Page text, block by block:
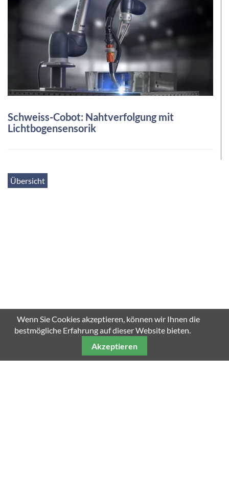
Schweiss-Cobot: Nahtverfolgung mit
Lichtbogensensorik
Übersicht
Wenn Sie Cookies akzeptieren, können wir Ihnen die
bestmögliche Erfahrung auf dieser Website bieten.
Akzeptieren